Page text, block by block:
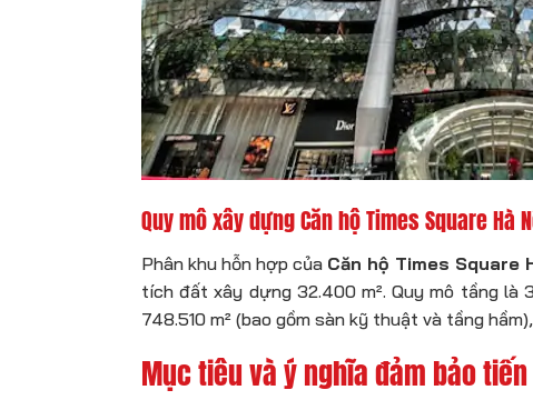
Quy mô xây dựng Căn hộ Times Square Hà
Phân khu hỗn hợp của Căn hộ Times Square
tích đất xây dựng 32.400 m². Quy mô tầng là
748.510 m² (bao gồm sàn kỹ thuật và tầng
Mục tiêu và ý nghĩa đảm bảo tiến